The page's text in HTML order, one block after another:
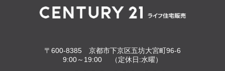
〒600-8385 京都市下京区五坊大宮町96-6
9:00～19:00 （定休日:水曜）